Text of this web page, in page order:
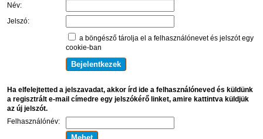
Név:
Jelszó:
a böngésző tárolja el a felhasználónevet és jelszót egy
cookie-ban
Ha elfelejtetted a jelszavadat, akkor írd ide a felhasználóneved és küldünk
a regisztrált e-mail címedre egy jelszókérő linket, amire kattintva küldjük
az új jelszót.
Felhasználónév: